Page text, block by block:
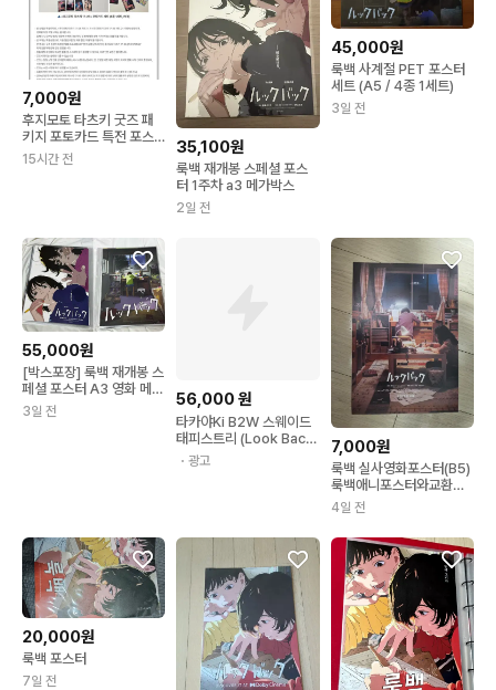
7,000원
후지모토 타츠키 굿즈 패
키지 포토카드 특전 포스
터 체인소맨 룩백
15시간 전
35,100원
룩백 재개봉 스페셜 포스
터 1주차 a3 메가박스
2일 전
45,000원
룩백 사계절 PET 포스터
세트 (A5 / 4종 1세트)
3일 전
55,000원
[박스포장] 룩백 재개봉 스
페셜 포스터 A3 영화 메가
박스 앵콜
3일 전
56,000원
타카야Ki B2W 스웨이드
태피스트리 (Look Back
on MGC)[C5AL41] 타
카야키 Takayaki
・광고
7,000원
룩백 실사영화포스터(B5)
룩백애니포스터와교환이
나 판매합니다.
4일 전
20,000원
룩백 포스터
7일 전